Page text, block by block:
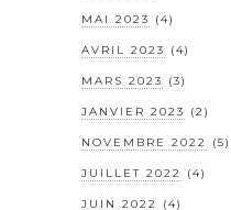
MAI 2023 (4)
AVRIL 2023 (4)
MARS 2023 (3)
JANVIER 2023 (2)
NOVEMBRE 2022 (5)
JUILLET 2022 (4)
JUIN 2022 (4)